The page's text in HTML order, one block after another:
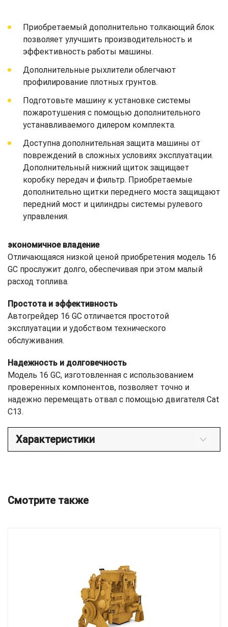
Приобретаемый дополнительно толкающий блок
позволяет улучшить производительность и
эффективность работы машины.
Дополнительные рыхлители облегчают
профилирование плотных грунтов.
Подготовьте машину к установке системы
пожаротушения с помощью дополнительного
устанавливаемого дилером комплекта.
Доступна дополнительная защита машины от
повреждений в сложных условиях эксплуатации.
Дополнительный нижний щиток защищает
коробку передач и фильтр. Приобретаемые
дополнительно щитки переднего моста защищают
передний мост и цилиндры системы рулевого
управления.
экономичное владение
Отличающаяся низкой ценой приобретения модель 16
GC прослужит долго, обеспечивая при этом малый
расход топлива.
Простота и эффективность
Автогрейдер 16 GC отличается простотой
эксплуатации и удобством технического
обслуживания.
Надежность и долговечность
Модель 16 GC, изготовленная с использованием
проверенных компонентов, позволяет точно и
надежно перемещать отвал с помощью двигателя Cat
C13.
Характеристики
Смотрите также